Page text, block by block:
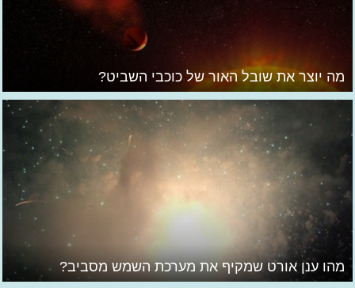
מה יוצר את שובל האור של כוכבי השביט?
מהו ענן אורט שמקיף את מערכת השמש מסביב?